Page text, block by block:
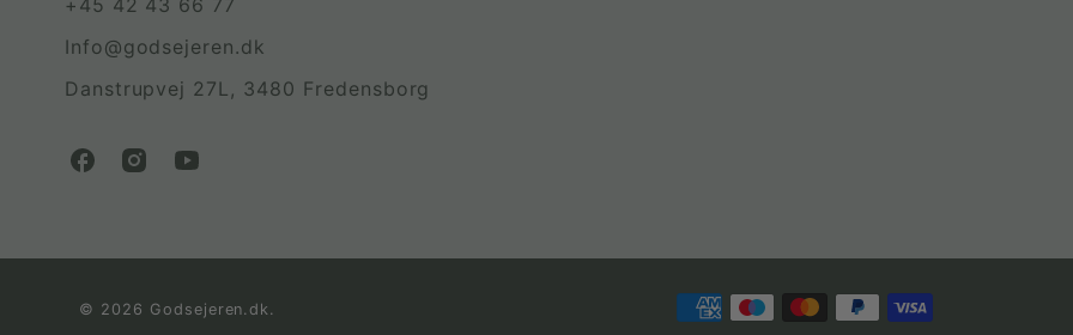
Info@godsejeren.dk
Danstrupvej 27L, 3480 Fredensborg
G
e
G
e
e
G
e
e
© 2026 Godsejeren.dk.